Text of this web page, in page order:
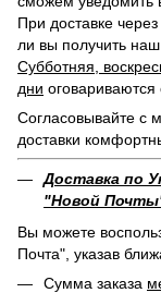
При доставке
ли вы получить
Субботняя,
дни
Согласовывайте с
доставки
Доставка по
"Новой
Вы можете
Почта", указав
Сумма заказа